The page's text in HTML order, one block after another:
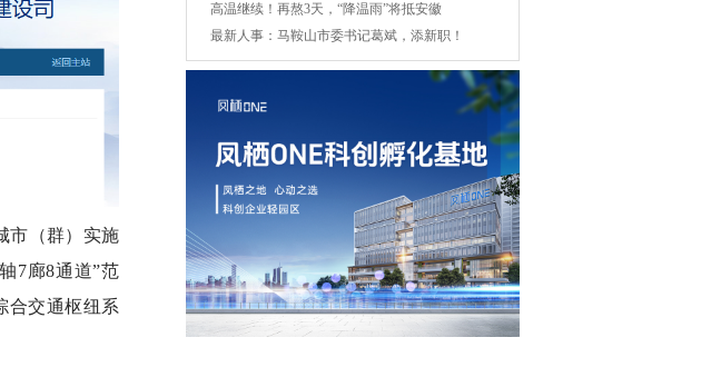
市（群）实施
7廊8通道”范
合交通枢纽系
高温继续！再熬3天，“降温雨”将抵安徽
最新人事：马鞍山市委书记葛斌，添新职！